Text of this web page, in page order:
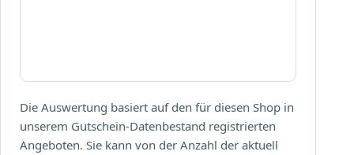
Die Auswertung basiert auf den für diesen Shop in
unserem Gutschein-Datenbestand registrierten
Angeboten. Sie kann von der Anzahl der aktuell